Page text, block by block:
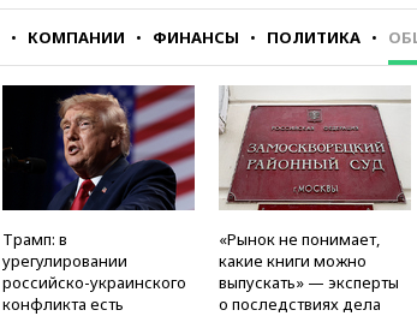
КОМПАНИИ ФИНАНСЫ ПОЛИТИКА
Трамп: в
урегулировании
российско-украинского
конфликта есть
«Рынок не понимает,
какие книги можно
выпускать» — эксперты
о последствиях дела